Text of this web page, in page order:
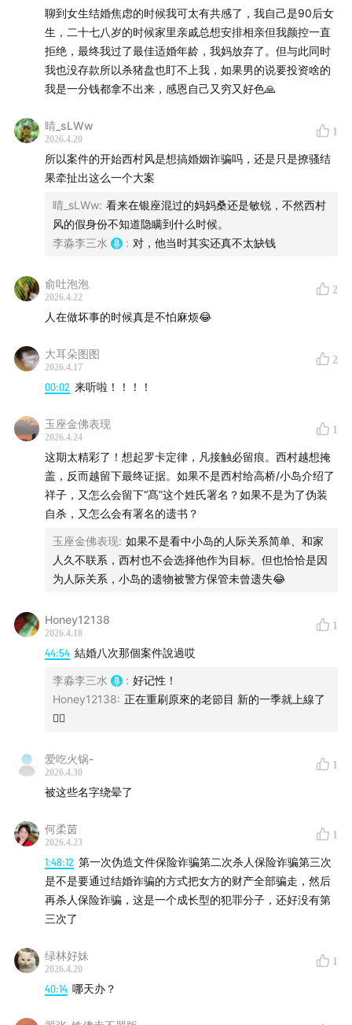
聊到女生结婚焦虑的时候我可太有共感了，我自己是90后女
生，二十七八岁的时候家里亲戚总想安排相亲但我颜控一直
拒绝，最终我过了最佳适婚年龄，我妈放弃了。但与此同时
我也没存款所以杀猪盘也盯不上我，如果男的说要投资啥的
我是一分钱都拿不出来，感恩自己又穷又好色🙏
晴_sLWw
2026.4.20
1
所以案件的开始西村风是想搞婚姻诈骗吗，还是只是撩骚结
果牵扯出这么一个大案
晴_sLWw: 看来在银座混过的妈妈桑还是敏锐，不然西村
风的假身份不知道隐瞒到什么时候。
李淼李三水
: 对，他当时其实还真不太缺钱
俞吐泡泡
2026.4.22
2
人在做坏事的时候真是不怕麻烦😂
大耳朵图图
2026.4.17
2
00:02 来听啦！！！！
玉座金佛表现
2026.4.24
1
这期太精彩了！想起罗卡定律，凡接触必留痕。西村越想掩
盖，反而越留下最终证据。如果不是西村给高桥/小岛介绍了
祥子，又怎么会留下“髙”这个姓氏署名？如果不是为了伪装
自杀，又怎么会有署名的遗书？
玉座金佛表现: 如果不是看中小岛的人际关系简单、和家
人久不联系，西村也不会选择他作为目标。但也恰恰是因
为人际关系，小岛的遗物被警方保管未曾遗失😂
Honey12138
2026.4.18
1
44:54 結婚八次那個案件說過哎
李淼李三水 : 好记性！
Honey12138: 正在重刷原來的老節目 新的一季就上線了
✌🏻
爱吃火锅-
2026.4.30
1
被这些名字绕晕了
何柔茵
2026.4.23
1
1:48:12 第一次伪造文件保险诈骗第二次杀人保险诈骗第三次
是不是要通过结婚诈骗的方式把女方的财产全部骗走，然后
再杀人保险诈骗，这是一个成长型的犯罪分子，还好没有第
三次了
绿林好妹
2026.4.20
1
40:14 哪天办？